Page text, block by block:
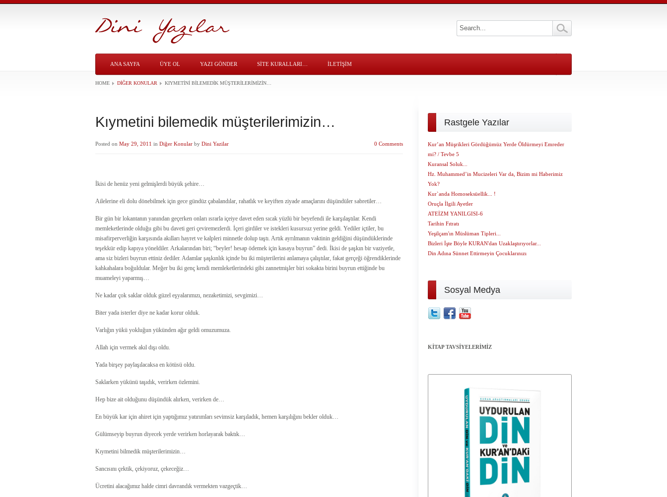
ANA SAYFA ÜYE OL YAZI GÖNDER SITE KURALLARI… İLETİŞİM
HOME DIĞER KONULAR KIYMETINI BILEMEDIK MÜŞTERILERIMIZIN…
Kıymetini bilemedik müşterilerimizin…
Posted on May 29, 2011 in Diğer Konular by Dini Yazilar 0 Comments
İkisi de henüz yeni gelmişlerdi büyük şehire…
Ailelerine eli dolu dönebilmek için gece gündüz çabalandılar, rahatlık ve keyiften ziyade amaçlarını düşündüler sabretiler…
Bir gün bir lokantanın yanından geçerken onları ısrarla içeiye davet eden sıcak yüzlü bir beyefendi ile karşılaştılar. Kendi
memleketlerinde olduğu gibi bu daveti geri çeviremezlerdi. İçeri girdiler ve istekleri kusursuz yerine geldi. Yediler içtiler, bu
misafirperverliğin karşısında akılları hayret ve kalpleri minnetle dolup taştı. Artık ayrılmanın vaktinin geldiğini düşündüklerinde
teşekkür edip kapıya yöneldiler. Arkalarından biri; “beyler! hesap ödemek için kasaya buyrun” dedi. İkisi de şaşkın bir vaziyetle,
ama siz bizleri buyrun ettiniz dediler. Adamlar şaşkınlık içinde bu iki müşterilerini anlamaya çalıştılar, fakat gerçeği öğrendiklerinde
kahkahalara boğuldular. Meğer bu iki genç kendi memleketlerindeki gibi zannetmişler biri sokakta birini buyrun ettiğinde bu
muameleyi yaparmış…
Ne kadar çok saklar olduk güzel eşyalarımızı, nezaketimizi, sevgimizi…
Biter yada isterler diye ne kadar korur olduk.
Varlığın yükü yokluğun yükünden ağır geldi omuzumuza.
Allah için vermek akıl dışı oldu.
Yada birşey paylaşılacaksa en kötüsü oldu.
Saklarken yükünü taşıdık, verirken özlemini.
Hep bize ait olduğunu düşündük alırken, verirken de…
En büyük kar için ahiret için yaptığımız yatırımları sevimsiz karşıladık, hemen karşılığını bekler olduk…
Gülümseyip buyrun diyecek yerde verirken horlayarak baktık…
Kıymetini bilmedik müşterilerimizin…
Sancısını çektik, çekiyoruz, çekeceğiz…
Ücretini alacağımız halde cimri davrandık vermekten vazgeçtik…
Rastgele Yazılar
Kur’an Müşrikleri Gördüğümüz Yerde Öldürmeyi Emreder
mi? / Tevbe 5
Kuransal Soluk...
Hz. Muhammed’in Mucizeleri Var da, Bizim mi Haberimiz
Yok?
Kur`anda Homoseksüellik... !
Oruçla İlgili Ayetler
ATEİZM YANILGISI-6
Tarihin Fıtratı
Yeşilçam'ın Müslüman Tipleri...
Bizleri İşte Böyle KURAN'dan Uzaklaştırıyorlar...
Din Adına Sünnet Ettirmeyin Çocuklarınızı
Sosyal Medya
KİTAP TAVSİYELERİMİZ